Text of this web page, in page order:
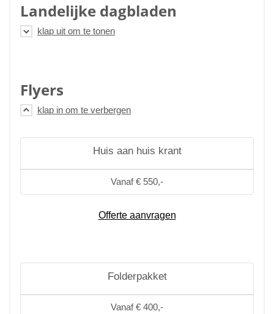
Landelijke dagbladen
Flyers
Huis aan huis krant
Vanaf € 550,-
Offerte aanvragen
Folderpakket
Vanaf € 400,-